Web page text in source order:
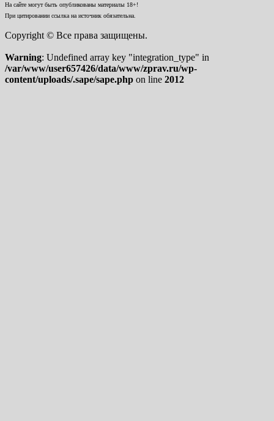
На сайте могут быть опубликованы материалы 18+!
При цитировании ссылка на источник обязательна.
Copyright © Все права защищены.
Warning: Undefined array key "integration_type" in
/var/www/user657426/data/www/zprav.ru/wp-
content/uploads/.sape/sape.php on line 2012